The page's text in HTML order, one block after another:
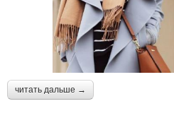
читать дальше →